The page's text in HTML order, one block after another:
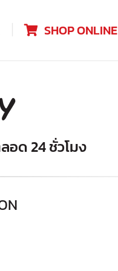
SHOP ONLINE
ด 24 ชั่วโมง